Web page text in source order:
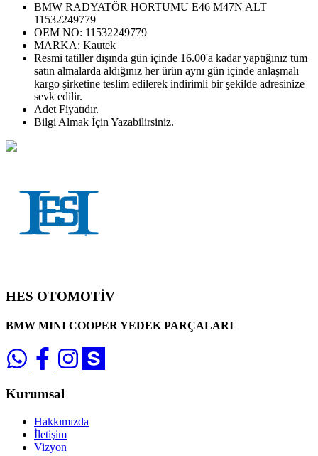
BMW RADYATÖR HORTUMU E46 M47N ALT
11532249779
OEM NO: 11532249779
MARKA: Kautek
Resmi tatiller dışında gün içinde 16.00'a kadar yaptığınız tüm
satın almalarda aldığınız her ürün aynı gün içinde anlaşmalı
kargo şirketine teslim edilerek indirimli bir şekilde adresinize
sevk edilir.
Adet Fiyatıdır.
Bilgi Almak İçin Yazabilirsiniz.
HES OTOMOTİV
BMW MINI COOPER YEDEK PARÇALARI
Kurumsal
Hakkımızda
İletişim
Vizyon